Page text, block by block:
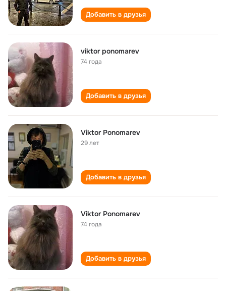
Добавить в друзья
viktor ponomarev
74 года
Добавить в друзья
Viktor Ponomarev
29 лет
Добавить в друзья
Viktor Ponomarev
74 года
Добавить в друзья